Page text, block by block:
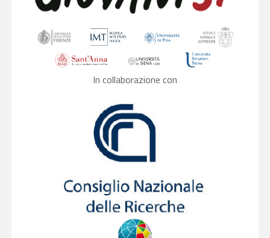
In collaborazione con